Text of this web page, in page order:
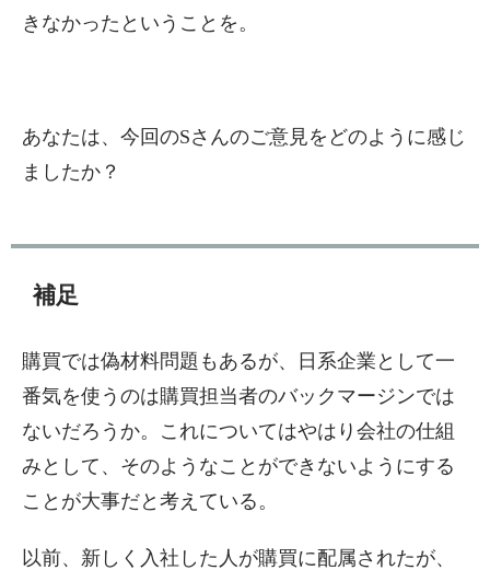
きなかったということを。
あなたは、今回のSさんのご意見をどのように感じ
ましたか？
補足
購買では偽材料問題もあるが、日系企業として一
番気を使うのは購買担当者のバックマージンでは
ないだろうか。これについてはやはり会社の仕組
みとして、そのようなことができないようにする
ことが大事だと考えている。
以前、新しく入社した人が購買に配属されたが、